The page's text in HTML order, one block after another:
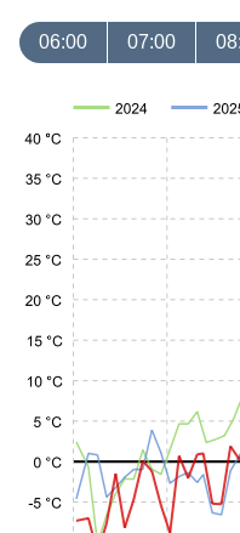
06:00 07:00